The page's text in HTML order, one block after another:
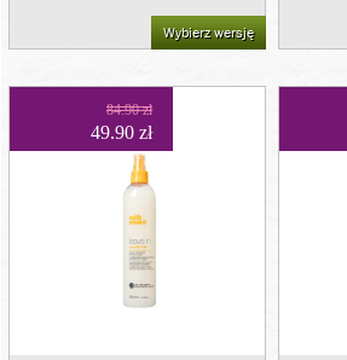
Wybierz wersję
84.90 zł
49.90 zł